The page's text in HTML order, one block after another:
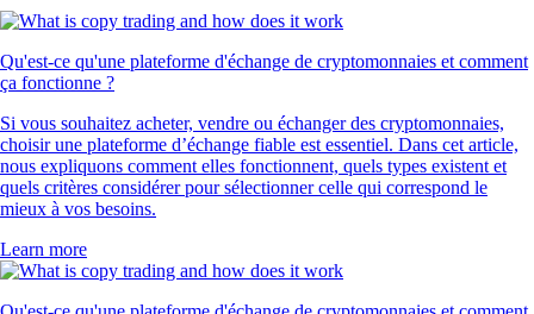
Qu'est-ce qu'une plateforme d'échange de cryptomonnaies et comment
ça fonctionne ?
Si vous souhaitez acheter, vendre ou échanger des cryptomonnaies,
choisir une plateforme d’échange fiable est essentiel. Dans cet article,
nous expliquons comment elles fonctionnent, quels types existent et
quels critères considérer pour sélectionner celle qui correspond le
mieux à vos besoins.
Learn more